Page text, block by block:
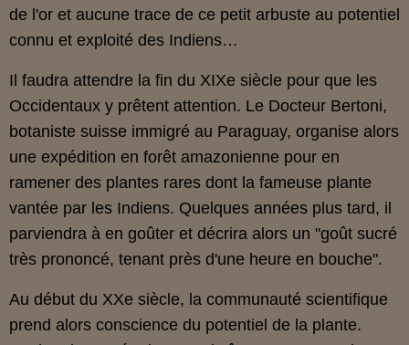
de l'or et aucune trace de ce petit arbuste au potentiel
connu et exploité des Indiens…
Il faudra attendre la fin du XIXe siècle pour que les
Occidentaux y prêtent attention. Le Docteur Bertoni,
botaniste suisse immigré au Paraguay, organise alors
une expédition en forêt amazonienne pour en
ramener des plantes rares dont la fameuse plante
vantée par les Indiens. Quelques années plus tard, il
parviendra à en goûter et décrira alors un "goût sucré
très prononcé, tenant près d'une heure en bouche".
Au début du XXe siècle, la communauté scientifique
prend alors conscience du potentiel de la plante.